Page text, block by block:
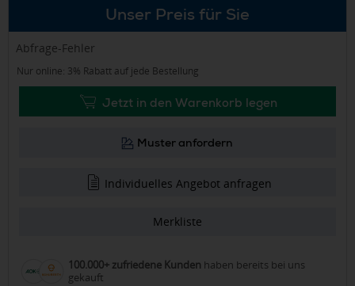
Unser Preis für Sie
Abfrage-Fehler
Nur online: 3% Rabatt auf jede Bestellung
Jetzt in den Warenkorb legen
Muster anfordern
Individuelles Angebot anfragen
Merkliste
100.000+ zufriedene Kunden haben bereits bei uns
gekauft